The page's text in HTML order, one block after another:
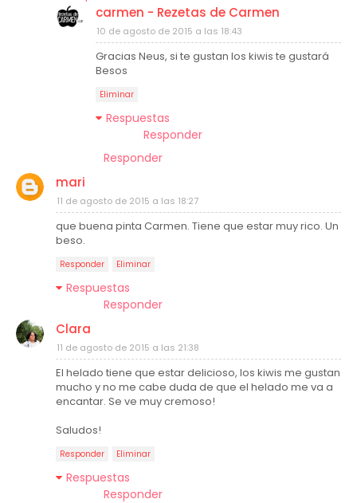
carmen - Rezetas de Carmen
10 de agosto de 2015 a las 18:43
Gracias Neus, si te gustan los kiwis te gustará
Besos
Eliminar
Respuestas
Responder
Responder
mari
11 de agosto de 2015 a las 18:27
que buena pinta Carmen. Tiene que estar muy rico. Un
beso.
Responder Eliminar
Respuestas
Responder
Clara
11 de agosto de 2015 a las 21:38
El helado tiene que estar delicioso, los kiwis me gustan
mucho y no me cabe duda de que el helado me va a
encantar. Se ve muy cremoso!
Saludos!
Responder Eliminar
Respuestas
Responder